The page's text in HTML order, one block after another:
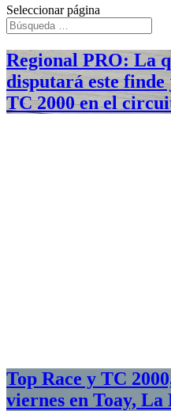
Seleccionar página
Regional PRO: La
disputará este
TC 2000 en el
Top Race y TC
viernes en Toay, La